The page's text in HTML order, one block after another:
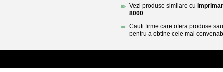
Vezi produse similare cu
8000.
Cauti firme care ofera produse
pentru a obtine cele mai